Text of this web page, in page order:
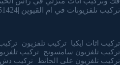
تركيب تلفزيونات في ام القيوين |0585951424
تركيب اثاث ايكيا تركيب تلفزيون
تركيب تلفزيون سامسونج
تركيب
تركيب تلفزيون على الحائط
تركيب دش